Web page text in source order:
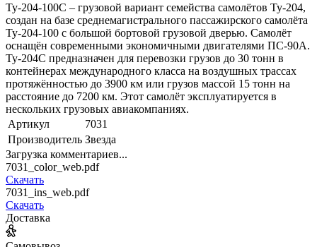
Ту-204-100С – грузовой вариант семейства самолётов Ту-204,
создан на базе среднемагистрального пассажирского самолёта
Ту-204-100 с большой бортовой грузовой дверью. Самолёт
оснащён современными экономичными двигателями ПС-90А.
Ту-204С предназначен для перевозки грузов до 30 тонн в
контейнерах международного класса на воздушных трассах
протяжённостью до 3900 км или грузов массой 15 тонн на
расстояние до 7200 км. Этот самолёт эксплуатируется в
нескольких грузовых авиакомпаниях.
Артикул
7031
Производитель Звезда
Загрузка комментариев...
7031_color_web.pdf
Скачать
7031_ins_web.pdf
Скачать
Доставка